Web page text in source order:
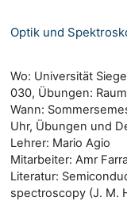
Optik und
Wo: Universität
030, Übungen:
Wann:
Uhr, Übungen und
Lehrer: Mario Agio
Mitarbeiter: Amr
Literatur:
spectroscopy (J. M.